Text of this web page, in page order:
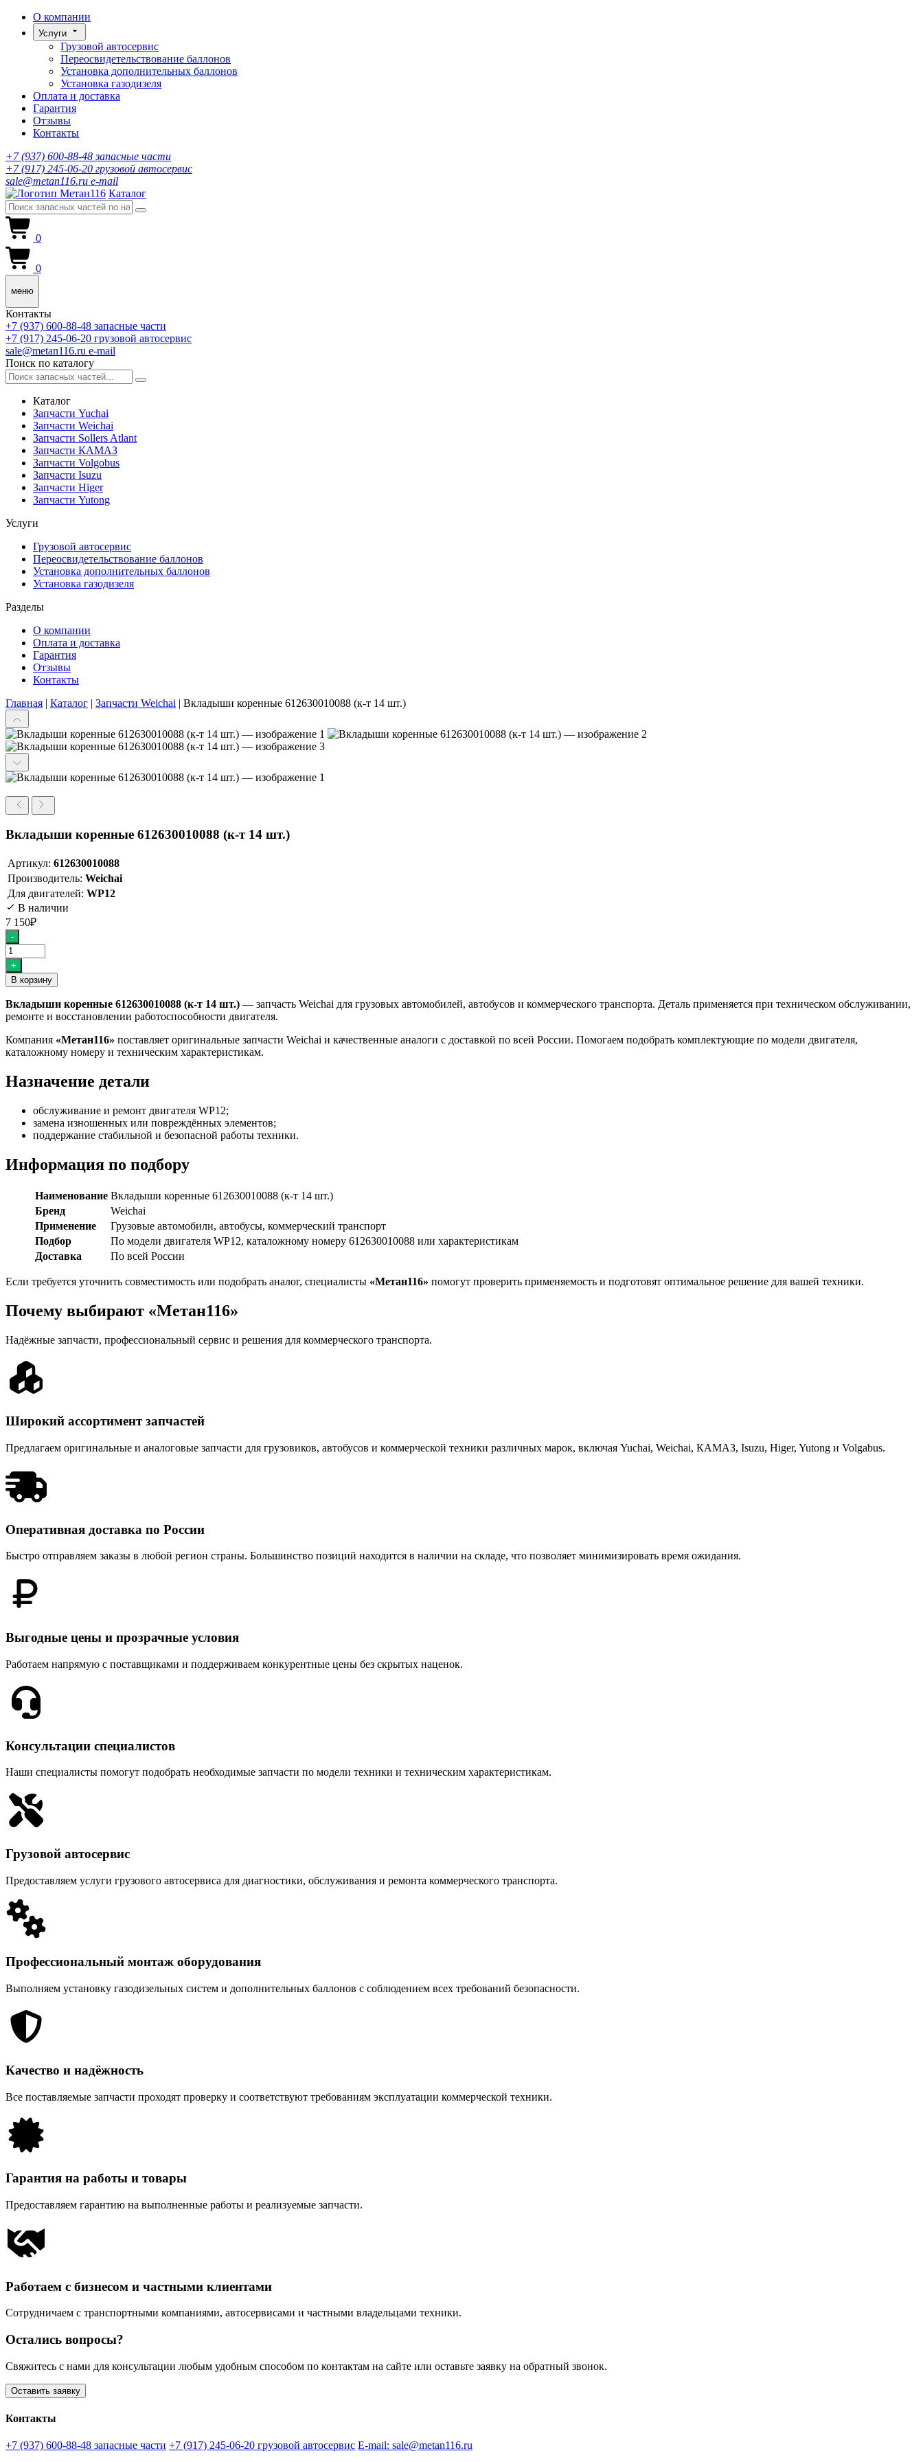
О компании
Услуги
Грузовой автосервис
Переосвидетельствование баллонов
Установка дополнительных баллонов
Установка газодизеля
Оплата и доставка
Гарантия
Отзывы
Контакты
+7 (937) 600-88-48запасные части
+7 (917) 245-06-20 грузовой автосервис
sale@metan116.ru e-mail
Каталог
0
0
меню
Контакты
+7 (937) 600-88-48 запасные части
+7 (917) 245-06-20 грузовой автосервис
sale@metan116.ru e-mail
Поиск по каталогу
Каталог
Запчасти Yuchai
Запчасти Weichai
Запчасти Sollers Atlant
Запчасти КАМАЗ
Запчасти Volgobus
Запчасти Isuzu
Запчасти Higer
Запчасти Yutong
Услуги
Грузовой автосервис
Переосвидетельствование баллонов
Установка дополнительных баллонов
Установка газодизеля
Разделы
О компании
Оплата и доставка
Гарантия
Отзывы
Контакты
Главная | Каталог | Запчасти Weichai | Вкладыши коренные 612630010088 (к-т 14 шт.)
Вкладыши коренные 612630010088 (к-т 14 шт.)
Артикул: 612630010088
Производитель: Weichai
Для двигателей: WP12
В наличии
7 150₽
Количество
товара
Вкладыши
коренные
612630010088
т
14
шт.)
-
+
В корзину
Вкладыши коренные 612630010088 (к-т 14 шт.) — запчасть Weichai для грузовых автомобилей, автобусов и коммерческого транспорта. Деталь применяется при техническом обслуживании,
ремонте и восстановлении работоспособности двигателя.
Компания «Метан116» поставляет оригинальные запчасти Weichai и качественные аналоги с доставкой по всей России. Помогаем подобрать комплектующие по модели двигателя,
каталожному номеру и техническим характеристикам.
Назначение детали
обслуживание и ремонт двигателя WP12;
замена изношенных или повреждённых элементов;
поддержание стабильной и безопасной работы техники.
Информация по подбору
Наименование Вкладыши коренные 612630010088 (к-т 14 шт.)
Бренд
Weichai
Применение
Грузовые автомобили, автобусы, коммерческий транспорт
Подбор
По модели двигателя WP12, каталожному номеру 612630010088 или характеристикам
Доставка
По всей России
Если требуется уточнить совместимость или подобрать аналог, специалисты «Метан116» помогут проверить применяемость и подготовят оптимальное решение для вашей техники.
Почему выбирают «Метан116»
Надёжные запчасти, профессиональный сервис и решения для коммерческого транспорта.
Широкий ассортимент запчастей
Предлагаем оригинальные и аналоговые запчасти для грузовиков, автобусов и коммерческой техники различных марок, включая Yuchai, Weichai, КАМАЗ, Isuzu, Higer, Yutong и Volgabus.
Оперативная доставка по России
Быстро отправляем заказы в любой регион страны. Большинство позиций находится в наличии на складе, что позволяет минимизировать время ожидания.
Выгодные цены и прозрачные условия
Работаем напрямую с поставщиками и поддерживаем конкурентные цены без скрытых наценок.
Консультации специалистов
Наши специалисты помогут подобрать необходимые запчасти по модели техники и техническим характеристикам.
Грузовой автосервис
Предоставляем услуги грузового автосервиса для диагностики, обслуживания и ремонта коммерческого транспорта.
Профессиональный монтаж оборудования
Выполняем установку газодизельных систем и дополнительных баллонов с соблюдением всех требований безопасности.
Качество и надёжность
Все поставляемые запчасти проходят проверку и соответствуют требованиям эксплуатации коммерческой техники.
Гарантия на работы и товары
Предоставляем гарантию на выполненные работы и реализуемые запчасти.
Работаем с бизнесом и частными клиентами
Сотрудничаем с транспортными компаниями, автосервисами и частными владельцами техники.
Остались вопросы?
Свяжитесь с нами для консультации любым удобным способом по контактам на сайте или оставьте заявку на обратный звонок.
Оставить заявку
Контакты
+7 (937) 600-88-48 запасные части +7 (917) 245-06-20 грузовой автосервис E-mail: sale@metan116.ru